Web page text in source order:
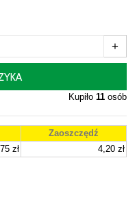
+
Kupiło 11 osób
Zaoszczędź
zł 4,20 zł